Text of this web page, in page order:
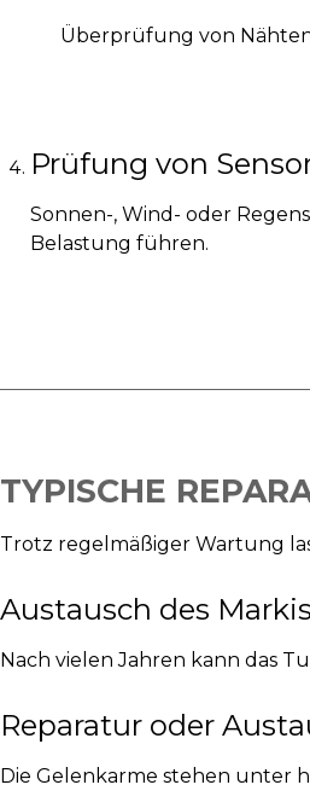
Überprüfung von
Prüfung von
Sonnen-, Wind- oder
Belastung führen.
TYPISCHE
Trotz regelmäßiger Wartung
Austausch des
Nach vielen Jahren kann das
Reparatur oder
Die Gelenkarme stehen unter